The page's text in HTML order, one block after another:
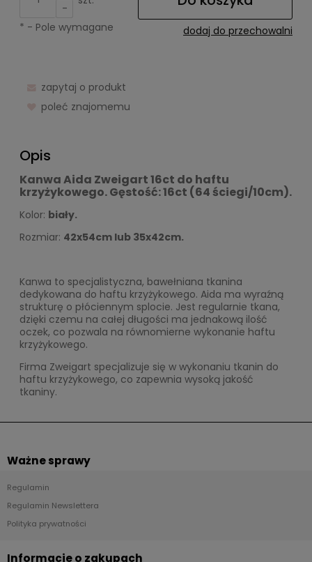
-
dodaj do przechowalni
* - Pole wymagane
zapytaj o produkt
poleć znajomemu
Opis
Kanwa Aida Zweigart 16ct do haftu
krzyżykowego. Gęstość: 16ct (64 ściegi/10cm).
Kolor: biały.
Rozmiar: 42x54cm lub 35x42cm.
Kanwa to specjalistyczna, bawełniana tkanina
dedykowana do haftu krzyżykowego. Aida ma wyraźną
strukturę o płóciennym splocie. Jest regularnie tkana,
dzięki czemu na całej długości ma jednakową ilość
oczek, co pozwala na równomierne wykonanie haftu
krzyżykowego.
Firma Zweigart specjalizuje się w wykonaniu tkanin do
haftu krzyżykowego, co zapewnia wysoką jakość
tkaniny.
Ważne sprawy
Regulamin
Regulamin Newslettera
Polityka prywatności
Informacje o zakupach